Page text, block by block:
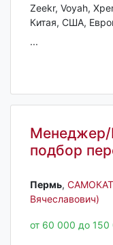
Zeekr, Voyah,
Китая, США,
...
Менеджер/
подбор
Пермь‎, САМОКАТ
Вячеславович)
от 60 000 до 150